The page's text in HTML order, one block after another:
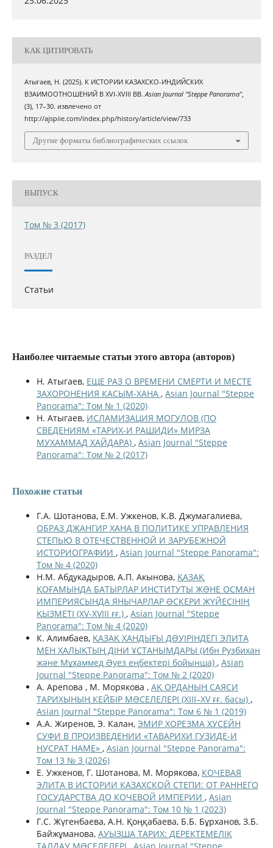
КАК ЦИТИРОВАТЬ
Атыгаев, Н. (2025). К ИСТОРИИ КАЗАХСКО-ИНДИЙСКИХ
ВЗАИМООТНОШЕНИЙ В XVI-XVIII ВВ.Asian Journal "Steppe Panorama",
(3), 17–30. извлечено от
http://ajspiie.com/index.php/history/article/view/733
Другие форматы библиографических ссылок
ВЫПУСК
Том № 3 (2017)
РАЗДЕЛ
Статьи
Наиболее читаемые статьи этого автора (авторов)
Н. Атыгаев, ЕЩЕ РАЗ О ВРЕМЕНИ СМЕРТИ И МЕСТЕ
ЗАХОРОНЕНИЯ КАСЫМ-ХАНА , Asian Journal "Steppe
Panorama": Том № 1 (2020)
Н. Атыгаев, ИСЛАМИЗАЦИЯ МОГУЛОВ (ПО
СВЕДЕНИЯМ «ТАРИХ-И РАШИДИ» МИРЗА
МУХАММАД ХАЙДАРА) , Asian Journal "Steppe
Panorama": Том № 2 (2017)
Похожие статьи
Г.А. Шотанова, Е.М. Ужкенов, К.В. Джумагалиева,
ОБРАЗ ДЖАНГИР ХАНА В ПОЛИТИКЕ УПРАВЛЕНИЯ
СТЕПЬЮ В ОТЕЧЕСТВЕННОЙ И ЗАРУБЕЖНОЙ
ИСТОРИОГРАФИИ , Asian Journal "Steppe Panorama":
Том № 4 (2020)
Н.М. Абдукадыров, А.П. Акынова, ҚАЗАҚ
ҚОҒАМЫНДА БАТЫРЛАР ИНСТИТУТЫ ЖƏНЕ ОСМАН
ИМПЕРИЯСЫНДА ЯНЫЧАРЛАР ƏСКЕРИ ЖҮЙЕСІНІҢ
ҚЫЗМЕТІ (XV-XVIII ғғ.) , Asian Journal "Steppe
Panorama": Том № 4 (2020)
К. Алимбаев, ҚАЗАҚ ХАНДЫҒЫ ДƏУІРІНДЕГІ ЭЛИТА
МЕН ХАЛЫҚТЫҢ ДІНИ ҰСТАНЫМДАРЫ (Ибн Рузбихан
және Мұхаммед Əуез еңбектері бойынша) , Asian
Journal "Steppe Panorama": Том № 2 (2020)
А. Арепова , М. Морякова , АҚ ОРДАНЫҢ САЯСИ
ТАРИХЫНЫҢ КЕЙБІР МƏСЕЛЕЛЕРІ (XIII–XV ғғ. басы) ,
Asian Journal "Steppe Panorama": Том 6 № 1 (2019)
А.А. Жиренов, Э. Калан, ЭМИР ХОРЕЗМА ХУСЕЙН
СУФИ В ПРОИЗВЕДЕНИИ «ТАВАРИХИ ГУЗИДЕ-И
НУСРАТ НАМЕ» , Asian Journal "Steppe Panorama":
Том 13 № 3 (2026)
Е. Ужкенов, Г. Шотанова, М. Морякова, КОЧЕВАЯ
ЭЛИТА В ИСТОРИИ КАЗАХСКОЙ СТЕПИ: ОТ РАННЕГО
ГОСУДАРСТВА ДО КОЧЕВОЙ ИМПЕРИИ , Asian
Journal "Steppe Panorama": Том 10 № 1 (2023)
Г.С. Жүгенбаева, А.Н. Қоңқабаева, Б.Б. Бұрханов, З.Б.
Байжұманова, АУЫЗША ТАРИХ: ДЕРЕКТЕМЕЛІК